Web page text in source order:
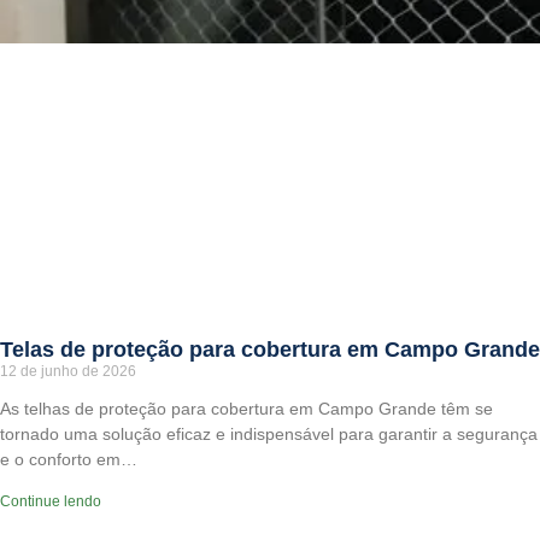
Telas de proteção para cobertura em Campo Grande
12 de junho de 2026
As telhas de proteção para cobertura em Campo Grande têm se
tornado uma solução eficaz e indispensável para garantir a segurança
e o conforto em…
Continue lendo